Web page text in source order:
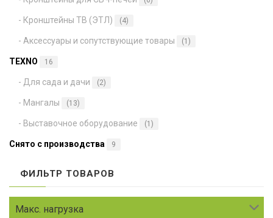
- Кронштейны ТВ (ЭТЛ) (4)
- Аксессуары и сопутствующие товары (1)
TEXNO 16
- Для сада и дачи (2)
- Мангалы (13)
- Выставочное оборудование (1)
Снято с производства 9
ФИЛЬТР ТОВАРОВ
Макс. нагрузка